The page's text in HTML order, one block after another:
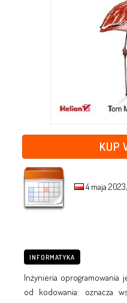
KUP
4 maja
INFORMATYKA
Inżynieria oprogramowania
od kodowania: oznacza